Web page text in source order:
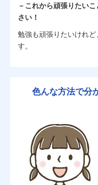
－これから頑張りたい
さい！
勉強も頑張りたいけれ
す。
色んな方法で分